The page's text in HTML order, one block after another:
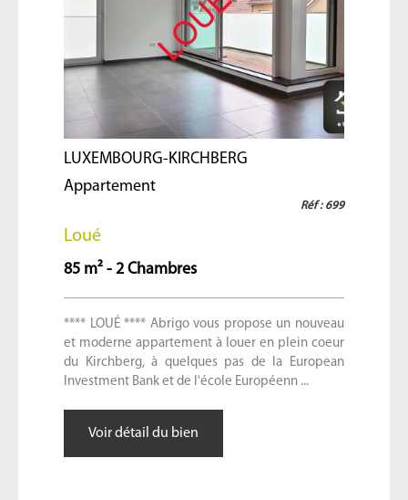
LUXEMBOURG-KIRCHBERG
Appartement
Réf : 699
Loué
85 m² - 2 Chambres
**** LOUÉ **** Abrigo vous propose un nouveau
et moderne appartement à louer en plein coeur
du Kirchberg, à quelques pas de la European
Investment Bank et de l'école Européenn ...
Voir détail du bien